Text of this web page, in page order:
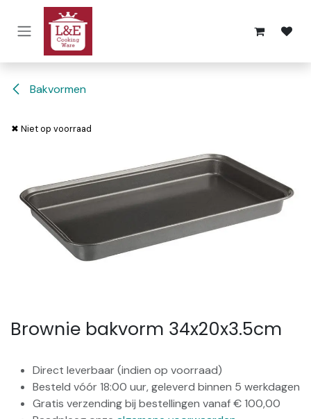
Overslaan naar inhoud
Bakvormen
✖ Niet op voorraad
Brownie bakvorm 34x20x3.5cm
Direct leverbaar (indien op voorraad)
Besteld vóór 18:00 uur, geleverd binnen 5 werkdagen
Gratis verzending bij bestellingen vanaf € 100,00